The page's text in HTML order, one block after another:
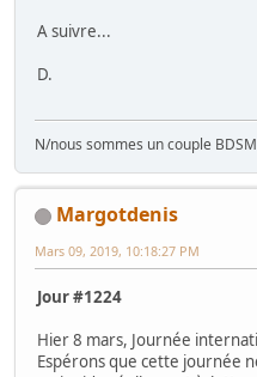
A suivre...
D.
N/nous sommes un couple
Margotdenis
Mars 09, 2019, 10:18:27 PM
Jour #1224
Hier 8 mars, Journée
Espérons que cette journée